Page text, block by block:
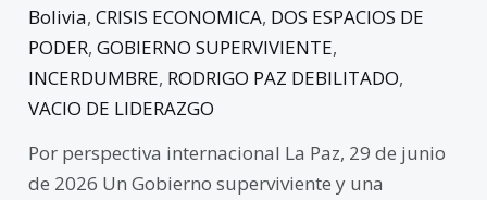
Bolivia,CRISIS ECONOMICA, DOS ESPACIOS DE
PODER,GOBIERNO SUPERVIVIENTE,
INCERDUMBRE, RODRIGO PAZ DEBILITADO,
VACIO DE LIDERAZGO
Por perspectiva internacional La Paz, 29 de junio
de 2026 Un Gobierno superviviente y una